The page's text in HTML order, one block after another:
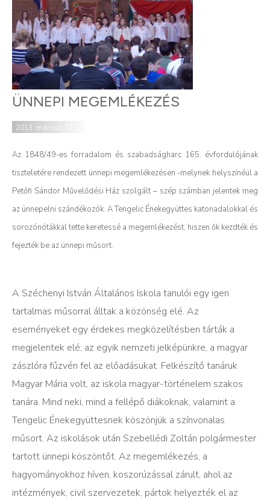
ÜNNEPI MEGEMLÉKEZÉS
2013. március 22.
Az 1848/49-es forradalom és szabadságharc 165. évfordulójának
tiszteletére rendezett ünnepi megemlékezésen -melynek helyszínéül a
Petőfi Sándor Művelődési Ház szolgált – szép számban jelentek meg
az ünnepelni szándékozók. A Tengelic Énekegyüttes katonadalokkal és
sorozónótákkal tette keretessé a megemlékezést, hiszen ők kezdték és
fejezték be az ünnepi műsort.
A Széchenyi István Általános Iskola tanulói egy igen
tartalmas műsorral álltak a közönség elé. Az
eseményeket egy érdekes megközelítésben tárták a
megjelentek elé; az egyik nemzeti jelképünkre, a magyar
zászlóra fűzvén fel az előadásukat. Felkészítő tanáruk
Magyar Mária volt, az iskola magyar-történelem szakos
tanára. Mind neki, mind a fellépő diákoknak, valamint a
Tengelic Énekegyüttesnek köszönjük a színvonalas
műsort. Az iskolások után Szebellédi Zoltán polgármester
tartott ünnepi köszöntőt. Az megemlékezés, a
hagyományokhoz híven, koszorúzással zárult, ahol az
intézmények, civil szervezetek, pártok helyezték el az